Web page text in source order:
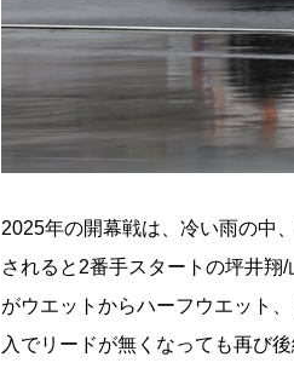
2025年の開幕戦は、冷い雨の中
されると2番手スタートの坪井翔
がウエットからハーフウエット
入でリードが無くなっても再び